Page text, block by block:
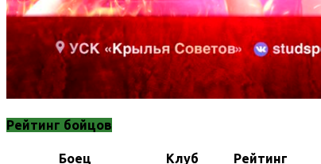
Рейтинг бойцов
Боец Клуб Рейтинг